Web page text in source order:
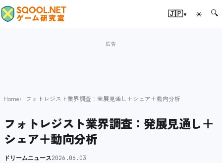
🇯🇵▾ ☀ 🔍
Home フォトレジスト業界調査：発展見通し＋シェア＋動向分析
フォトレジスト業界調査：発展見通し＋
シェア＋動向分析
ドリームニュース2026.06.03